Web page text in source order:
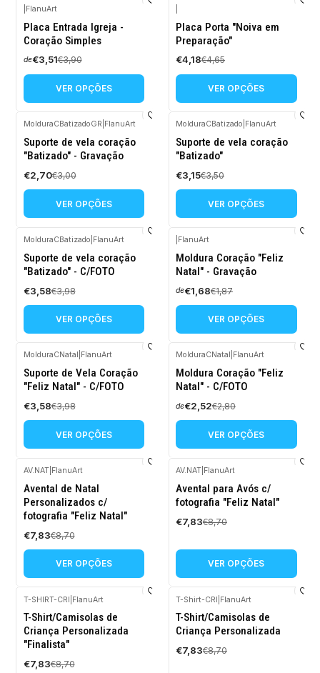
-10%
DESCONTO
FlanuArt
Placa Entrada Igreja -
Coração Simples
de€3,51€3,90
VER OPÇÕES
-10%
DESCONTO
Placa Porta "Noiva em
Preparação"
€4,18€4,65
VER OPÇÕES
-10%
DESCONTO
MolduraCBatizadoGR FlanuArt
Suporte de vela coração
"Batizado" - Gravação
€2,70€3,00
VER OPÇÕES
-10%
DESCONTO
MolduraCBatizado FlanuArt
Suporte de vela coração
"Batizado"
€3,15€3,50
VER OPÇÕES
-10%
DESCONTO
MolduraCBatizado FlanuArt
Suporte de vela coração
"Batizado" - C/FOTO
€3,58€3,98
VER OPÇÕES
-10%
DESCONTO
FlanuArt
Moldura Coração "Feliz
Natal" - Gravação
de€1,68€1,87
VER OPÇÕES
-10%
DESCONTO
MolduraCNatal FlanuArt
Suporte de Vela Coração
"Feliz Natal" - C/FOTO
€3,58€3,98
VER OPÇÕES
-10%
DESCONTO
MolduraCNatal FlanuArt
Moldura Coração "Feliz
Natal" - C/FOTO
de€2,52€2,80
VER OPÇÕES
-10%
DESCONTO
AV.NAT| FlanuArt
Avental de Natal
Personalizados c/
fotografia "Feliz Natal"
€7,83€8,70
VER OPÇÕES
-10%
DESCONTO
AV.NAT FlanuArt
Avental para Avós c/
fotografia "Feliz Natal"
€7,83€8,70
VER OPÇÕES
-10%
DESCONTO
T-SHIRT-CRI FlanuArt
T-Shirt/Camisolas de
Criança Personalizada
"Finalista"
€7,83€8,70
-10%
DESCONTO
T-Shirt-CRI FlanuArt
T-Shirt/Camisolas de
Criança Personalizada
€7,83€8,70